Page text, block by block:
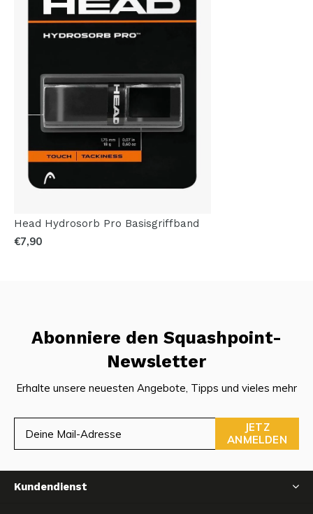
Head Hydrosorb Pro Basisgriffband
€7,90
Abonniere den Squashpoint-
Newsletter
Erhalte unsere neuesten Angebote, Tipps und vieles mehr
JETZ
ANMELDEN
Kundendienst